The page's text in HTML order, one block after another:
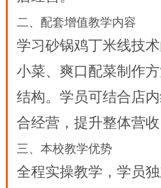
二、配套增值教学内容
学习砂锅鸡丁米线技
小菜、爽口配菜制作
结构。学员可结合店
合经营，提升整体营收
三、本校教学优势
全程实操教学，学员